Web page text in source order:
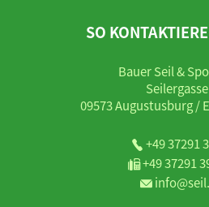
SO
Bauer Seil &
Seilergasse
09573 Augustusburg /
+49 37291
+49 37291